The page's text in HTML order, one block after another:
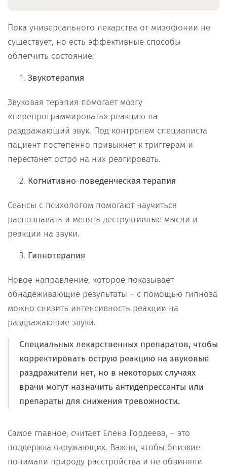
Пока универсального лекарства от мизофонии не
существует, но есть эффективные способы
облегчить состояние:
Звукотерапия
Звуковая терапия помогает мозгу
«перепрограммировать» реакцию на
раздражающий звук. Под контролем специалиста
пациент постепенно привыкнет к триггерам и
перестанет остро на них реагировать.
Когнитивно-поведенческая терапия
Сеансы с психологом помогают научиться
распознавать и менять деструктивные мысли и
реакции на звуки.
Гипнотерапия
Новое направление, которое показывает
обнадеживающие результаты – с помощью гипноза
можно снизить интенсивность реакции на
раздражающие звуки.
Специальных лекарственных препаратов, чтобы
корректировать острую реакцию на звуковые
раздражители нет, но в некоторых случаях
врачи могут назначить антидепрессанты или
препараты для снижения тревожности.
Самое главное, считает Елена Гордеева, – это
поддержка окружающих. Важно, чтобы близкие
понимали природу расстройства и не обвиняли